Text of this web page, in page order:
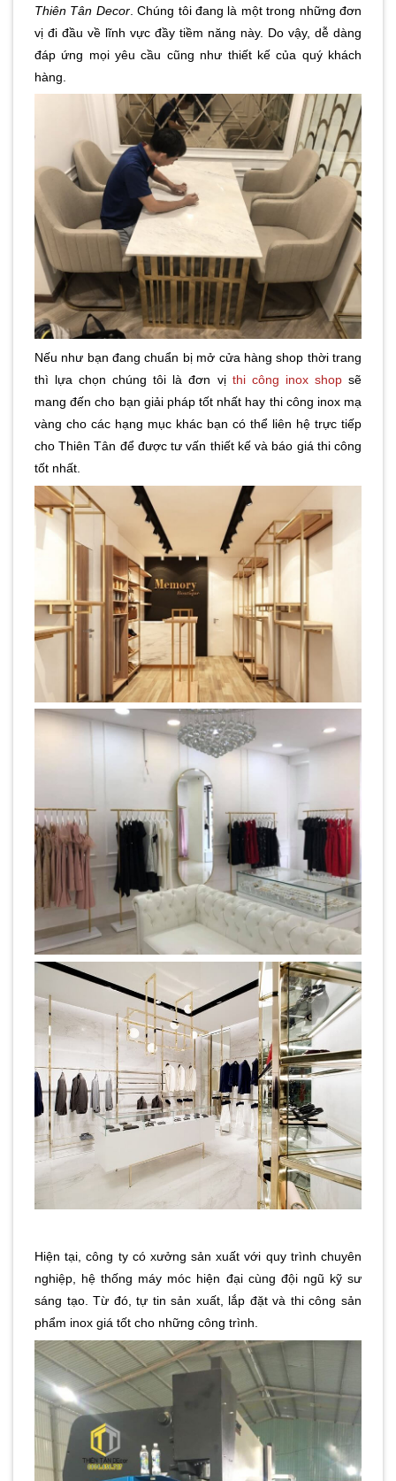
Thiên Tân Decor. Chúng tôi đang là một trong những đơn
vị đi đầu về lĩnh vực đầy tiềm năng này. Do vậy, dễ dàng
đáp ứng mọi yêu cầu cũng như thiết kế của quý khách
hàng.
Nếu như bạn đang chuẩn bị mở cửa hàng shop thời trang
thì lựa chọn chúng tôi là đơn vị thi công inox shopsẽ
mang đến cho bạn giải pháp tốt nhất hay thi công inox mạ
vàng cho các hạng mục khác bạn có thể liên hệ trực tiếp
cho Thiên Tân để được tư vấn thiết kế và báo giá thi công
tốt nhất.
Hiện tại, công ty có xưởng sản xuất với quy trình chuyên
nghiệp, hệ thống máy móc hiện đại cùng đội ngũ kỹ sư
sáng tạo. Từ đó, tự tin sản xuất, lắp đặt và thi công sản
phẩm inox giá tốt cho những công trình.